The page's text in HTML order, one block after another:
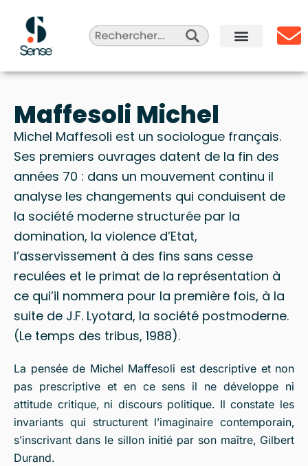
contenu
Maffesoli Michel
Michel Maffesoli est un sociologue français.
Ses premiers ouvrages datent de la fin des
années 70 : dans un mouvement continu il
analyse les changements qui conduisent de
la société moderne structurée par la
domination, la violence d’Etat,
l’asservissement à des fins sans cesse
reculées et le primat de la représentation à
ce qui’il nommera pour la première fois, à la
suite de J.F. Lyotard, la société postmoderne.
(Le temps des tribus, 1988).
La pensée de Michel Maffesoli est descriptive et non
pas prescriptive et en ce sens il ne développe ni
attitude critique, ni discours politique. Il constate les
invariants qui structurent l’imaginaire contemporain,
s’inscrivant dans le sillon initié par son maître, Gilbert
Durand.